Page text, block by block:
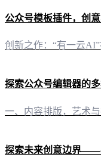
公众号模板插件，创
探索公众号编辑器的
探索未来创意边界——